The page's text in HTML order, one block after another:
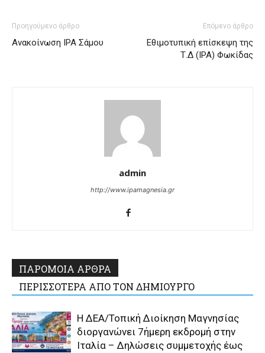
Προηγούμενο άρθρο
Ανακοίνωση IPA Σάμου
Επόμενο άρθρο
Εθιμοτυπική επίσκεψη της
Τ.Δ (IPA) Φωκίδας
admin
http://www.ipamagnesia.gr
ΠΑΡΟΜΟΙΑ ΑΡΘΡΑ
ΠΕΡΙΣΣΟΤΕΡΑ ΑΠΟ ΤΟΝ ΔΗΜΙΟΥΡΓΟ
Η ΔΕΑ/Τοπική Διοίκηση Μαγνησίας
διοργανώνει 7ήμερη εκδρομή στην
Ιταλία – Δηλώσεις συμμετοχής έως